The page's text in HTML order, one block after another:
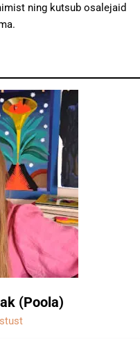
ning kutsub osalejaid
(Poola)